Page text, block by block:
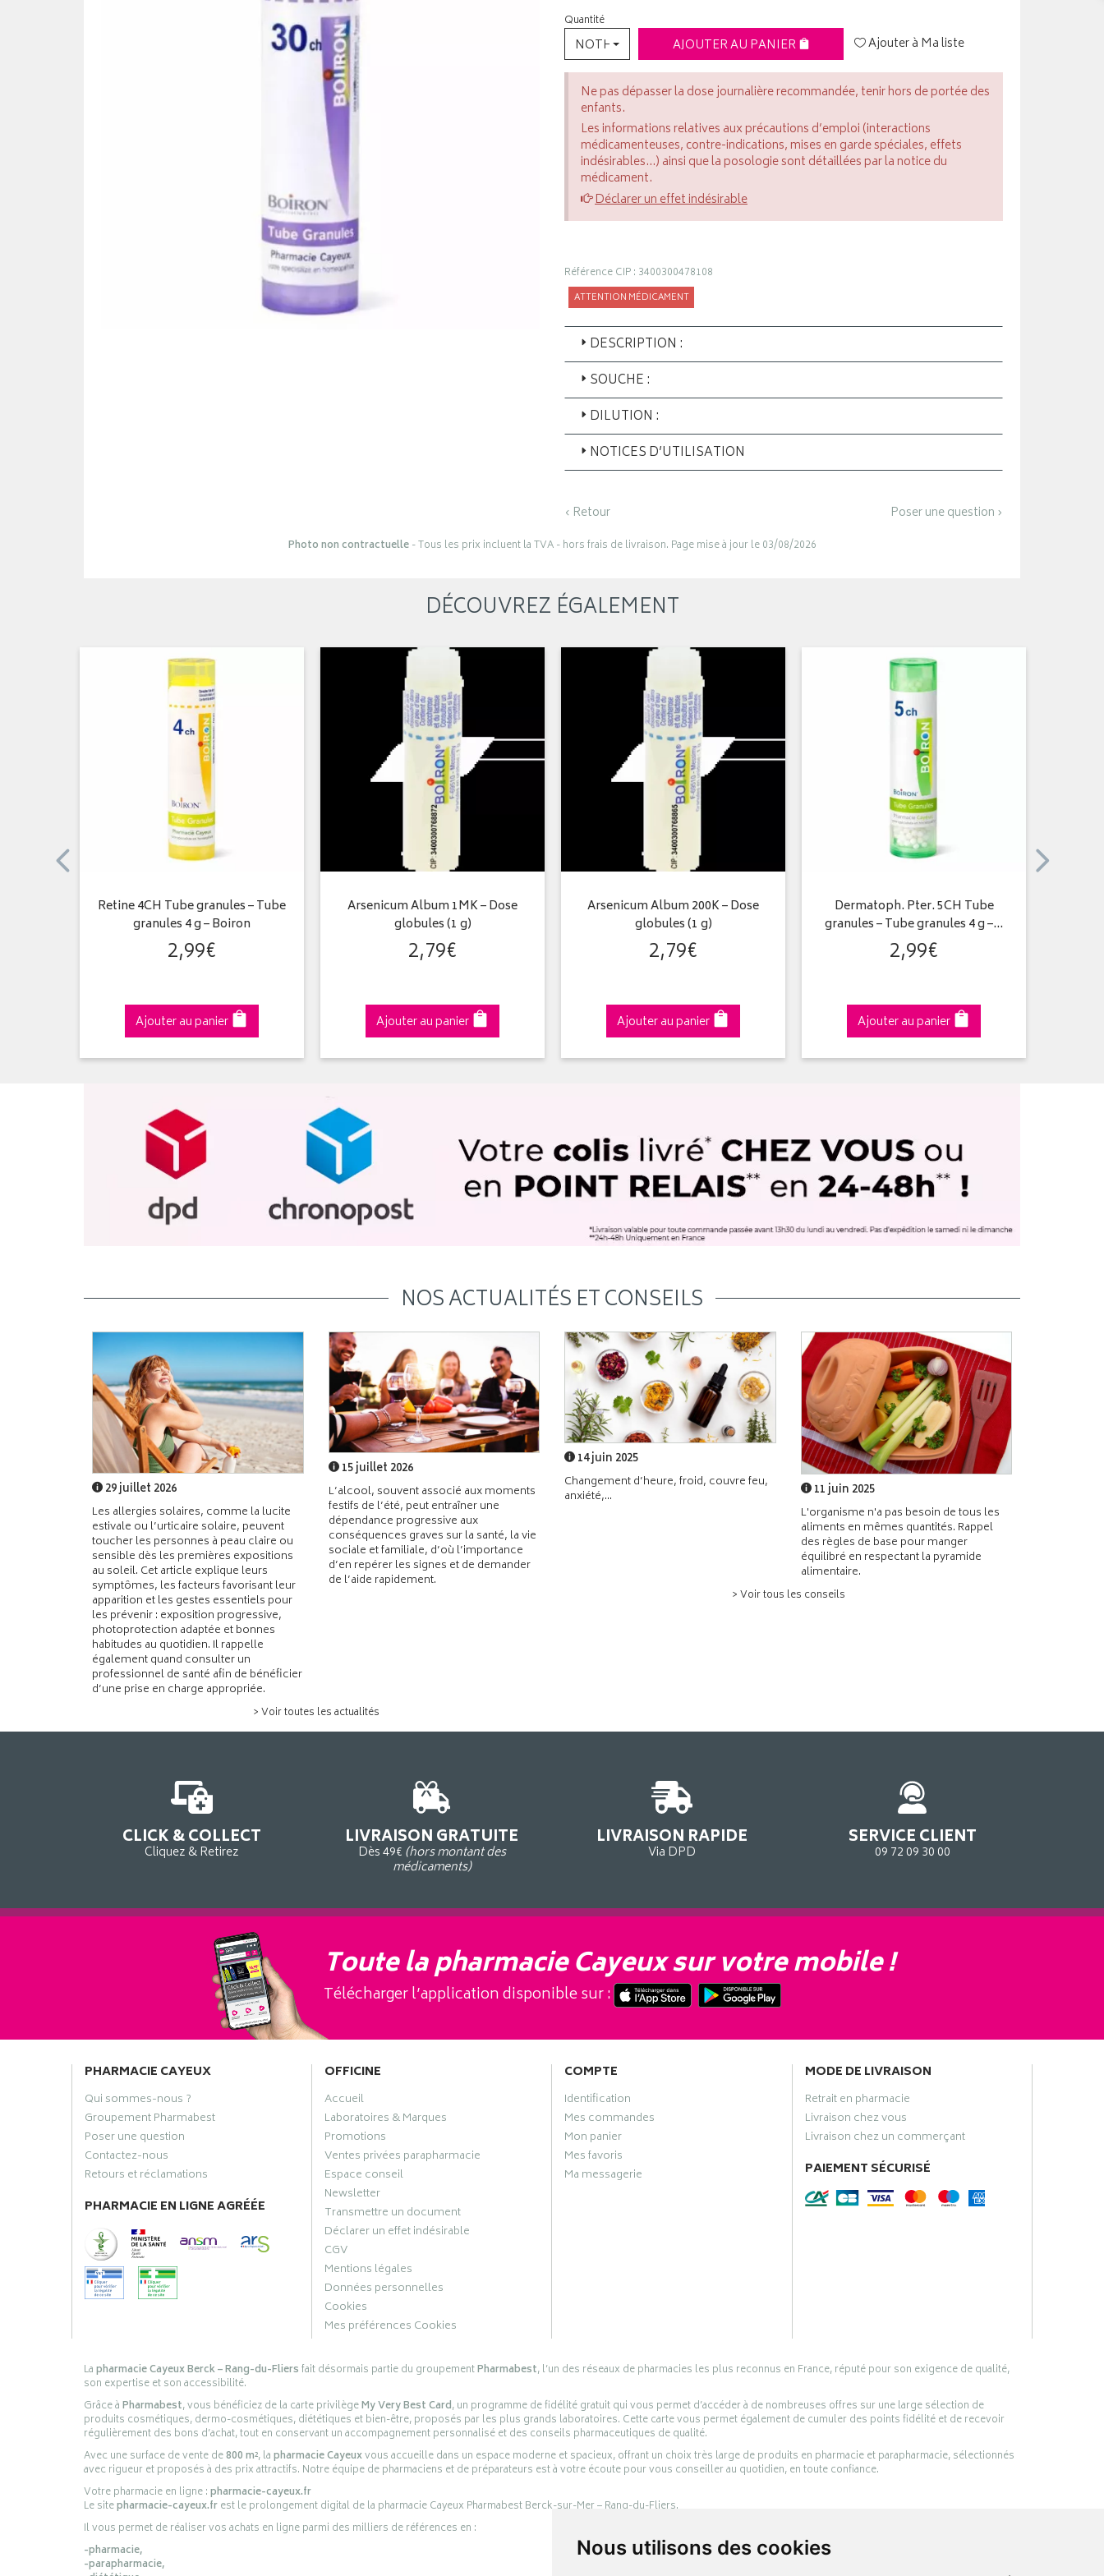
Nous utilisons des cookies
Quantité
NOTHING SELECTEDAJOUTER AU PANIER Ajouter à Ma liste
Ne pas dépasser la dose journalière recommandée, tenir hors de portée des
enfants.
Les informations relatives aux précautions d’emploi (interactions
médicamenteuses, contre-indications, mises en garde spéciales, effets
indésirables...) ainsi que la posologie sont détaillées par la notice du
médicament.
Déclarer un effet indésirable
Référence CIP : 3400300478108
ATTENTION MÉDICAMENT
DESCRIPTION :
SOUCHE :
DILUTION :
NOTICES D’UTILISATION
‹ Retour Poser une question ›
Photo non contractuelle- Tous les prix incluent la TVA - hors frais de livraison. Page mise à jour le 03/08/2026
DÉCOUVREZ ÉGALEMENT
Retine 4CH Tube granules – Tube
granules 4 g – Boiron
2,99€
Ajouter au panier
Arsenicum Album 1MK – Dose
globules (1 g)
2,79€
Ajouter au panier
Arsenicum Album 200K – Dose
globules (1 g)
2,79€
Ajouter au panier
Dermatoph. Pter. 5CH Tube
granules – Tube granules 4 g –…
2,99€
Ajouter au panier
NOS ACTUALITÉS ET CONSEILS
29 juillet 2026
Les allergies solaires, comme la lucite
estivale ou l’urticaire solaire, peuvent
toucher les personnes à peau claire ou
sensible dès les premières expositions
au soleil. Cet article explique leurs
symptômes, les facteurs favorisant leur
apparition et les gestes essentiels pour
les prévenir : exposition progressive,
photoprotection adaptée et bonnes
habitudes au quotidien. Il rappelle
également quand consulter un
professionnel de santé afin de bénéficier
d’une prise en charge appropriée.
15 juillet 2026
L’alcool, souvent associé aux moments
festifs de l’été, peut entraîner une
dépendance progressive aux
conséquences graves sur la santé, la vie
sociale et familiale, d’où l’importance
d’en repérer les signes et de demander
de l’aide rapidement.
> Voir toutes les actualités
14 juin 2025
Changement d’heure, froid, couvre feu,
anxiété,...
11 juin 2025
L'organisme n'a pas besoin de tous les
aliments en mêmes quantités. Rappel
des règles de base pour manger
équilibré en respectant la pyramide
alimentaire.
> Voir tous les conseils
CLICK & COLLECT
Cliquez & Retirez
LIVRAISON GRATUITE
Dès 49€ (hors montant des
médicaments)
LIVRAISON RAPIDE
Via DPD
SERVICE CLIENT
09 72 09 30 00
Toute la pharmacie Cayeux sur votre mobile !
Télécharger l’application disponible sur :
PHARMACIE CAYEUX
Qui sommes-nous ?
Groupement Pharmabest
Poser une question
Contactez-nous
Retours et réclamations
PHARMACIE EN LIGNE AGRÉÉE
OFFICINE
Accueil
Laboratoires & Marques
Promotions
Ventes privées parapharmacie
Espace conseil
Newsletter
Transmettre un document
Déclarer un effet indésirable
CGV
Mentions légales
Données personnelles
Cookies
Mes préférences Cookies
COMPTE
Identification
Mes commandes
Mon panier
Mes favoris
Ma messagerie
MODE DE LIVRAISON
Retrait en pharmacie
Livraison chez vous
Livraison chez un commerçant
PAIEMENT SÉCURISÉ
Lapharmacie Cayeux Berck – Rang-du-Fliersfait désormais partie du groupementPharmabest, l’un des réseaux de pharmacies les plus reconnus en France, réputé pour son exigence de qualité,
son expertise et son accessibilité.
Grâce àPharmabest, vous bénéficiez de la carte privilègeMy Very Best Card, un programme de fidélité gratuit qui vous permet d’accéder à de nombreuses offres sur une large sélection de
produits cosmétiques, dermo-cosmétiques, diététiques et bien-être, proposés par les plus grands laboratoires. Cette carte vous permet également de cumuler des points fidélité et de recevoir
régulièrement des bons d’achat, tout en conservant un accompagnement personnalisé et des conseils pharmaceutiques de qualité.
Avec une surface de vente de800 m², lapharmacie Cayeuxvous accueille dans un espace moderne et spacieux, offrant un choix très large de produits en pharmacie et parapharmacie, sélectionnés
avec rigueur et proposés à des prix attractifs. Notre équipe de pharmaciens et de préparateurs est à votre écoute pour vous conseiller au quotidien, en toute confiance.
Votre pharmacie en ligne :pharmacie-cayeux.fr
Le sitepharmacie-cayeux.frest le prolongement digital de la pharmacie Cayeux Pharmabest Berck-sur-Mer – Rang-du-Fliers.
Il vous permet de réaliser vos achats en ligne parmi des milliers de références en :
-pharmacie,
-parapharmacie,